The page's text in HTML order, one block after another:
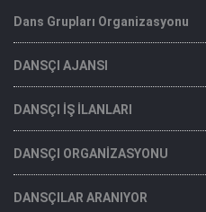
Dans Grupları Organizasyonu
DANSÇI AJANSI
DANSÇI İŞ İLANLARI
DANSÇI ORGANİZASYONU
DANSÇILAR ARANIYOR